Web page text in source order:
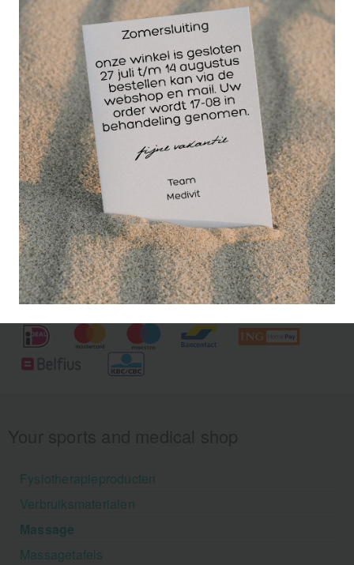
Een ideale olie om
bij te studeren.
Rozemarijn helpt om
grenzen te stellen als
anderen proberen
normen en waarden proberen op te dringen. Ook
zorgt het voor een betere bloeddoorstroming. Ideaal
voor een voetbad. Bij koude voeten : 5 druppels
rozemarijn in 5 ml badolie neutraal.
Fysiotherapieproducten
Verbruiksmaterialen
Massage
Massagetafels